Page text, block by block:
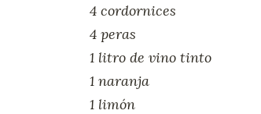
4 cordornices
4 peras
1 litro de vino tinto
1 naranja
1 limón